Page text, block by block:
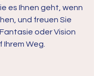
es Ihnen geht, wenn
und freuen Sie
oder Vision
Weg.